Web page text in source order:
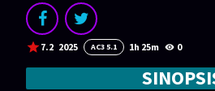
Fantástico
Bélico
7.2 2025 AC3 5.1 1h 25m 0